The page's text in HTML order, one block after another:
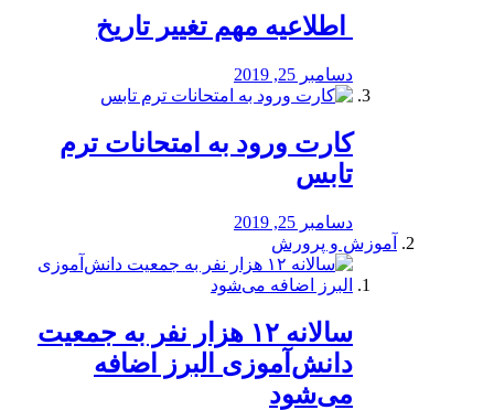
️ اطلاعیه مهم تغییر تاریخ
دسامبر 25, 2019
کارت ورود به امتحانات ترم
تابس
دسامبر 25, 2019
آموزش و پرورش
️سالانه ۱۲ هزار نفر به جمعیت
دانش‌آموزی البرز اضافه
می‌شود